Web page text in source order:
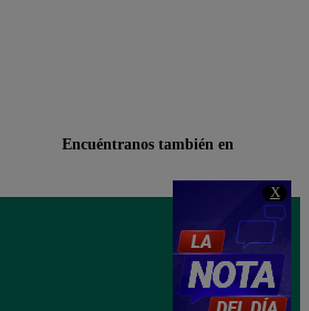
X
Encuéntranos también en